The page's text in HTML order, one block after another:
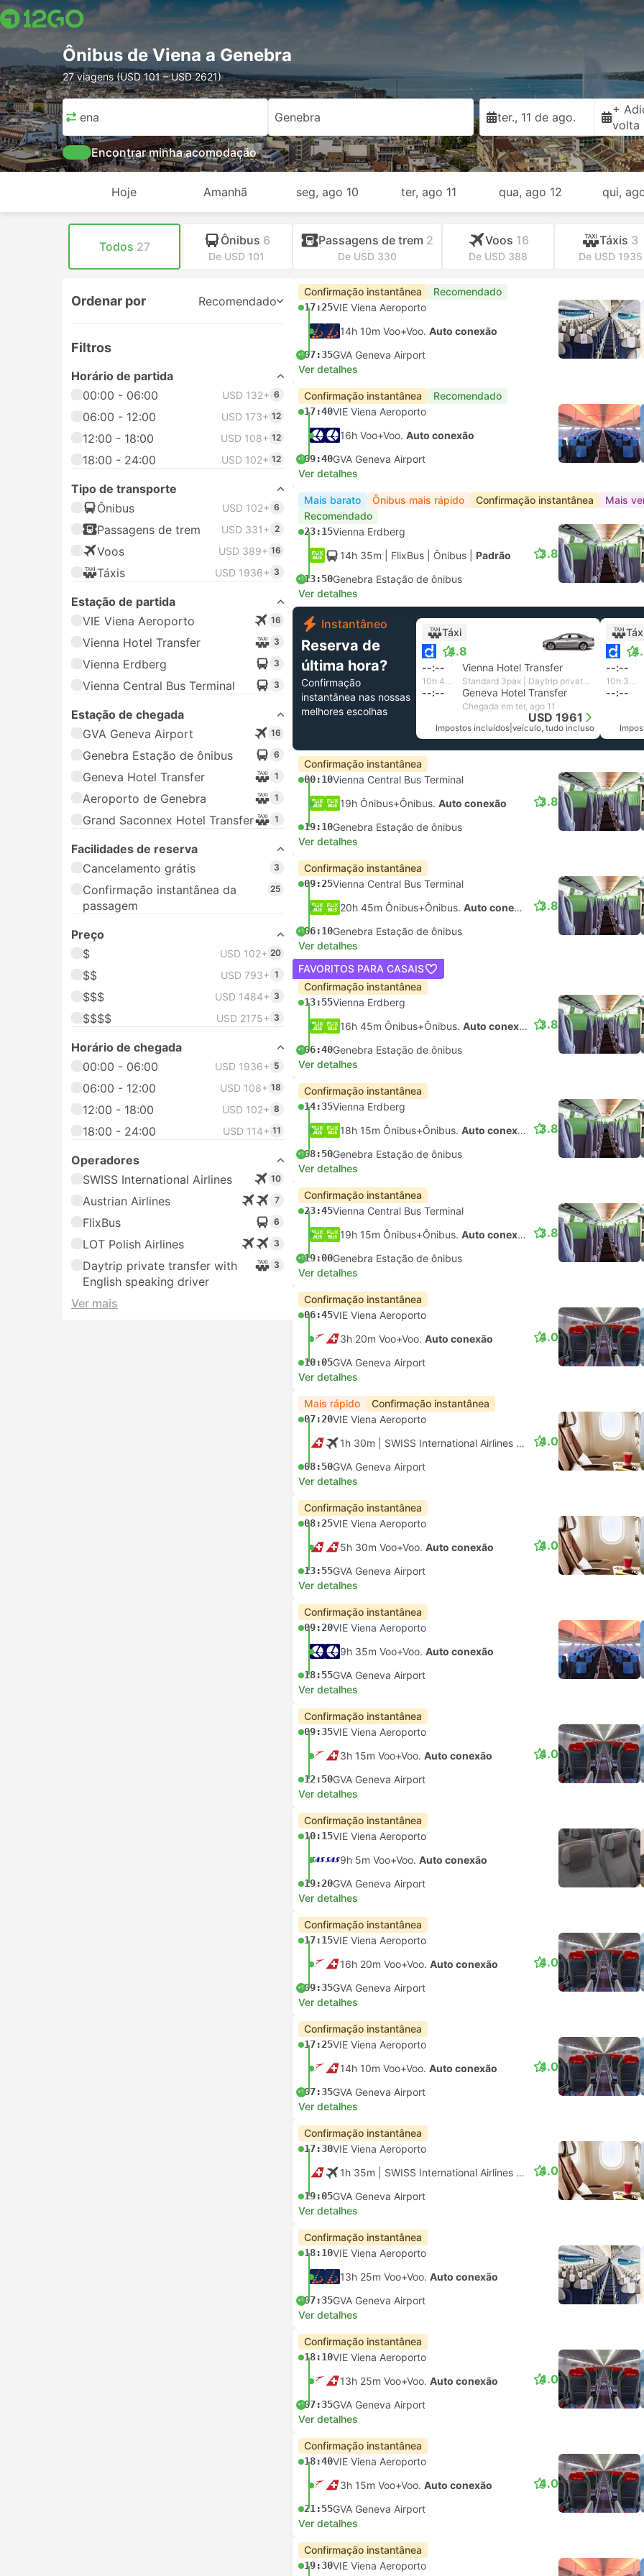
Ônibus de Viena a Genebra
27 viagens (USD 101 – USD 2621)
Viena Genebra ter., 11 de ago.
+
volta
Encontrar minha acomodação
Hoje Amanhã seg, ago 10 ter, ago 11 qua, ago 12 qui,
Todos 27 Ônibus 6
De USD 101
Passagens de trem 2
De USD 330
Voos 16
De USD 388
Táxis 3
De USD 1935
Ordenar por Recomendado
Filtros
Horário de partida
00:00 - 06:00
USD 132+ 6
06:00 - 12:00 USD 173+ 12
12:00 - 18:00 USD 108+ 12
18:00 - 24:00 USD 102+ 12
Tipo de transporte
Ônibus
USD 102+ 6
Passagens de trem USD 331+ 2
Voos USD 389+ 16
Táxis USD 1936+ 3
Estação de partida
VIE Viena Aeroporto
16
Vienna Hotel Transfer 3
Vienna Erdberg 3
Vienna Central Bus Terminal 3
Estação de chegada
GVA Geneva Airport
16
Genebra Estação de ônibus 6
Geneva Hotel Transfer 1
Aeroporto de Genebra 1
Grand Saconnex Hotel Transfer 1
Facilidades de reserva
Cancelamento grátis
3
Confirmação instantânea da
passagem
25
Preço
$
USD 102+ 20
$$ USD 793+ 1
$$$ USD 1484+ 3
$$$$ USD 2175+ 3
Horário de chegada
00:00 - 06:00
USD 1936+ 5
06:00 - 12:00 USD 108+ 18
12:00 - 18:00 USD 102+ 8
18:00 - 24:00 USD 114+ 11
Operadores
SWISS International Airlines
10
Austrian Airlines 7
FlixBus 6
LOT Polish Airlines 3
Daytrip private transfer with
English speaking driver
3
Ver mais
Confirmação instantânea Recomendado
17:25VIE Viena Aeroporto
14h 10m Voo+Voo. Auto conexão
+107:35GVA Geneva Airport
Ver detalhes
Confirmação instantânea Recomendado
17:40VIE Viena Aeroporto
16h Voo+Voo. Auto conexão
+109:40GVA Geneva Airport
Ver detalhes
Mais barato Ônibus mais rápido Confirmação instantânea
Mais
Recomendado
23:15Vienna Erdberg
14h 35m | FlixBus Ônibus Padrão
+113:50Genebra Estação de ônibus
3.8
Ver detalhes
Instantâneo
Reserva de
última hora?
Confirmação
instantânea nas nossas
melhores escolhas
Táxi
4.8
--:-- Vienna Hotel Transfer
10h 43m Standard 3pax | Daytrip private transfer with English speaking driver
--:-- Geneva Hotel Transfer
Chegada em ter, ago 11
USD 1961
Impostos incluídos veículo, tudo incluso
--:--
10h 33m
--:--
Confirmação instantânea
00:10Vienna Central Bus Terminal
19h Ônibus+Ônibus. Auto conexão
19:10Genebra Estação de ônibus
3.8
Ver detalhes
Confirmação instantânea
09:25Vienna Central Bus Terminal
20h 45m Ônibus+Ônibus. Auto conexão
+106:10Genebra Estação de ônibus
3.8
Ver detalhes
FAVORITOS PARA CASAIS
Confirmação instantânea
13:55Vienna Erdberg
16h 45m Ônibus+Ônibus. Auto conexão
+106:40Genebra Estação de ônibus
3.8
Ver detalhes
Confirmação instantânea
14:35Vienna Erdberg
18h 15m Ônibus+Ônibus. Auto conexão
+108:50Genebra Estação de ônibus
3.8
Ver detalhes
Confirmação instantânea
23:45Vienna Central Bus Terminal
19h 15m Ônibus+Ônibus. Auto conexão
+119:00Genebra Estação de ônibus
3.8
Ver detalhes
Confirmação instantânea
06:45VIE Viena Aeroporto
3h 20m Voo+Voo. Auto conexão
10:05GVA Geneva Airport
4.0
Ver detalhes
Mais rápido Confirmação instantânea
07:20VIE Viena Aeroporto
1h 30m | SWISS International Airlines Voo #LX3561 |
08:50GVA Geneva Airport
4.0
Ver detalhes
Confirmação instantânea
08:25VIE Viena Aeroporto
5h 30m Voo+Voo. Auto conexão
13:55GVA Geneva Airport
4.0
Ver detalhes
Confirmação instantânea
09:20VIE Viena Aeroporto
9h 35m Voo+Voo. Auto conexão
18:55GVA Geneva Airport
Ver detalhes
Confirmação instantânea
09:35VIE Viena Aeroporto
3h 15m Voo+Voo. Auto conexão
12:50GVA Geneva Airport
4.0
Ver detalhes
Confirmação instantânea
10:15VIE Viena Aeroporto
9h 5m Voo+Voo. Auto conexão
19:20GVA Geneva Airport
Ver detalhes
Confirmação instantânea
17:15VIE Viena Aeroporto
16h 20m Voo+Voo. Auto conexão
+109:35GVA Geneva Airport
4.0
Ver detalhes
Confirmação instantânea
17:25VIE Viena Aeroporto
14h 10m Voo+Voo. Auto conexão
+107:35GVA Geneva Airport
4.0
Ver detalhes
Confirmação instantânea
17:30VIE Viena Aeroporto
1h 35m | SWISS International Airlines Voo #LX3565 |
19:05GVA Geneva Airport
4.0
Ver detalhes
Confirmação instantânea
18:10VIE Viena Aeroporto
13h 25m Voo+Voo. Auto conexão
+107:35GVA Geneva Airport
Ver detalhes
Confirmação instantânea
18:10VIE Viena Aeroporto
13h 25m Voo+Voo. Auto conexão
+107:35GVA Geneva Airport
4.0
Ver detalhes
Confirmação instantânea
18:40VIE Viena Aeroporto
3h 15m Voo+Voo. Auto conexão
21:55GVA Geneva Airport
4.0
Ver detalhes
Confirmação instantânea
19:30VIE Viena Aeroporto